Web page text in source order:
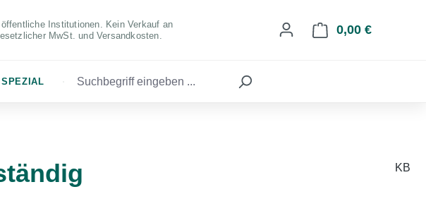
Institutionen. Kein Verkauf an
MwSt. und Versandkosten. 0,00 €
SPEZIAL
KB